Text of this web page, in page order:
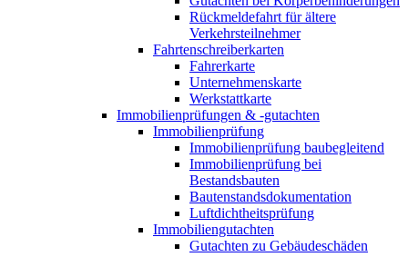
Rückmeldefahrt für ältere
Verkehrsteilnehmer
Fahrtenschreiberkarten
Fahrerkarte
Unternehmenskarte
Werkstattkarte
Immobilienprüfungen & -gutachten
Immobilienprüfung
Immobilienprüfung baubegleitend
Immobilienprüfung bei
Bestandsbauten
Bautenstandsdokumentation
Luftdichtheitsprüfung
Immobiliengutachten
Gutachten zu Gebäudeschäden